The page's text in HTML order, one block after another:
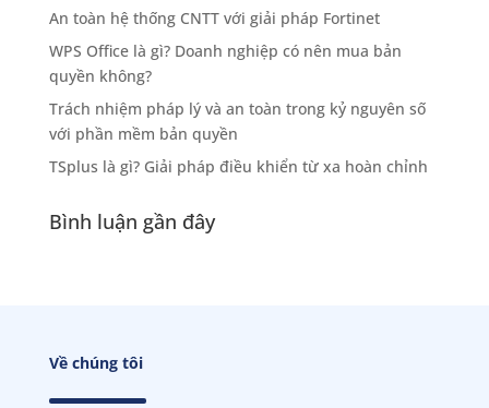
An toàn hệ thống CNTT với giải pháp Fortinet
WPS Office là gì? Doanh nghiệp có nên mua bản
quyền không?
Trách nhiệm pháp lý và an toàn trong kỷ nguyên số
với phần mềm bản quyền
TSplus là gì? Giải pháp điều khiển từ xa hoàn chỉnh
Bình luận gần đây
Về chúng tôi